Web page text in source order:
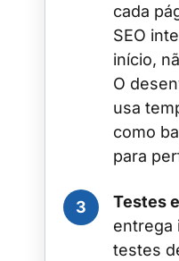
cada
SEO
início,
O
usa
como
para
Testes
entrega
testes